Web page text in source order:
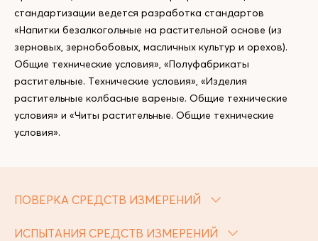
стандартизации ведется разработка стандартов
«Напитки безалкогольные на растительной основе (из
зерновых, зернобобовых, масличных культур и орехов).
Общие технические условия», «Полуфабрикаты
растительные. Технические условия», «Изделия
растительные колбасные вареные. Общие технические
условия» и «Читы растительные. Общие технические
условия».
ПОВЕРКА СРЕДСТВ ИЗМЕРЕНИЙ
ИСПЫТАНИЯ СРЕДСТВ ИЗМЕРЕНИЙ